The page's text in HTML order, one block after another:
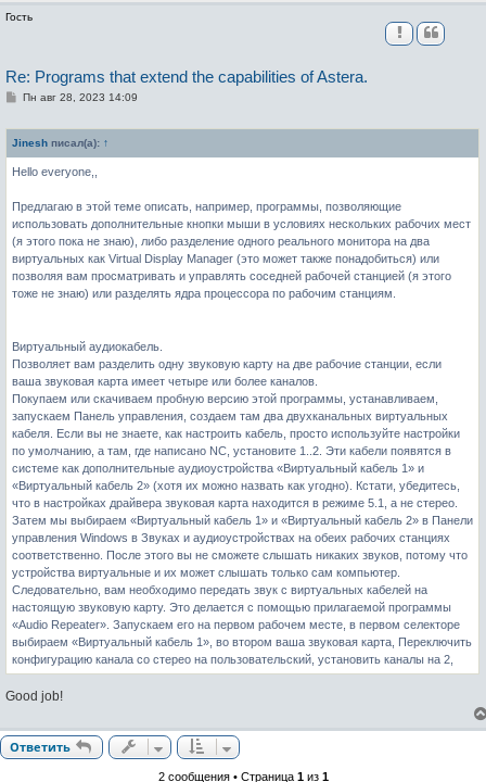
Гость
Re: Programs that extend the capabilities of Astera.
С
щ
е
н
е
Пн авг 28, 2023 14:09
Jinesh писал(а): ↑
Hello everyone,,
Предлагаю в этой теме описать, например, программы, позволяющие
использовать дополнительные кнопки мыши в условиях нескольких рабочих мест
(я этого пока не знаю), либо разделение одного реального монитора на два
виртуальных как Virtual Display Manager (это может также понадобиться) или
позволяя вам просматривать и управлять соседней рабочей станцией (я этого
тоже не знаю) или разделять ядра процессора по рабочим станциям.
Виртуальный аудиокабель.
Позволяет вам разделить одну звуковую карту на две рабочие станции, если
ваша звуковая карта имеет четыре или более каналов.
Покупаем или скачиваем пробную версию этой программы, устанавливаем,
запускаем Панель управления, создаем там два двухканальных виртуальных
кабеля. Если вы не знаете, как настроить кабель, просто используйте настройки
по умолчанию, а там, где написано NC, установите 1..2. Эти кабели появятся в
системе как дополнительные аудиоустройства «Виртуальный кабель 1» и
«Виртуальный кабель 2» (хотя их можно назвать как угодно). Кстати, убедитесь,
что в настройках драйвера звуковая карта находится в режиме 5.1, а не стерео.
Затем мы выбираем «Виртуальный кабель 1» и «Виртуальный кабель 2» в Панели
управления Windows в Звуках и аудиоустройствах на обеих рабочих станциях
соответственно. После этого вы не сможете слышать никаких звуков, потому что
устройства виртуальные и их может слышать только сам компьютер.
Следовательно, вам необходимо передать звук с виртуальных кабелей на
настоящую звуковую карту. Это делается с помощью прилагаемой программы
«Audio Repeater». Запускаем его на первом рабочем месте, в первом селекторе
выбираем «Виртуальный кабель 1», во втором ваша звуковая карта, Переключить
конфигурацию канала со стерео на пользовательский, установить каналы на 2,
Good job!
Ответить
2 сообщения • Страница 1из 1